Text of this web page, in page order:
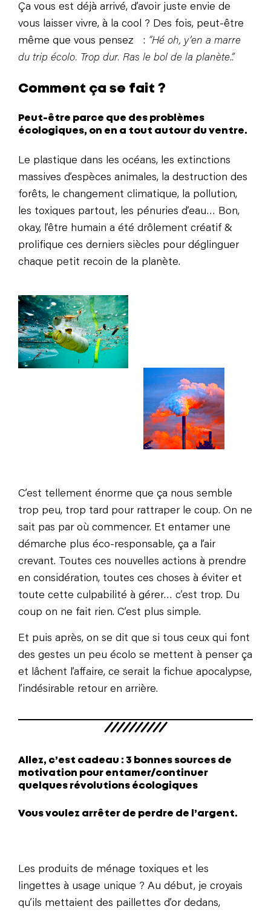
Ça vous est déjà arrivé, d’avoir juste envie de
vous laisser vivre, à la cool ? Des fois, peut-être
même que vous pensez : “Hé oh, y’en a marre
du trip écolo. Trop dur. Ras le bol de la planète.”.
Comment ça se fait ?
Peut-être parce que des problèmes
écologiques, on en a tout autour du ventre.
Le plastique dans les océans, les extinctions
massives d’espèces animales, la destruction des
forêts, le changement climatique, la pollution,
les toxiques partout, les pénuries d’eau… Bon,
okay, l’être humain a été drôlement créatif &
prolifique ces derniers siècles pour déglinguer
chaque petit recoin de la planète.
C’est tellement énorme que ça nous semble
trop peu, trop tard pour rattraper le coup. On ne
sait pas par où commencer. Et entamer une
démarche plus éco-responsable, ça a l’air
crevant. Toutes ces nouvelles actions à prendre
en considération, toutes ces choses à éviter et
toute cette culpabilité à gérer… c’est trop. Du
coup on ne fait rien. C’est plus simple.
Et puis après, on se dit que si tous ceux qui font
des gestes un peu écolo se mettent à penser ça
et lâchent l’affaire, ce serait la fichue apocalypse,
l’indésirable retour en arrière.
Allez, c’est cadeau : 3 bonnes sources de
motivation pour entamer/continuer
quelques révolutions écologiques
Vous voulez arrêter de perdre de l’argent.
Les produits de ménage toxiques et les
lingettes à usage unique ? Au début, je croyais
qu’ils mettaient des paillettes d’or dedans,